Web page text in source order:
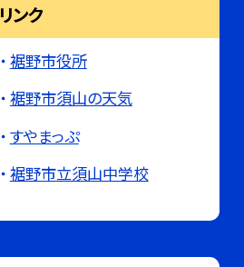
リンク
裾野市役所
裾野市須山の天気
すやまっぷ
裾野市立須山中学校